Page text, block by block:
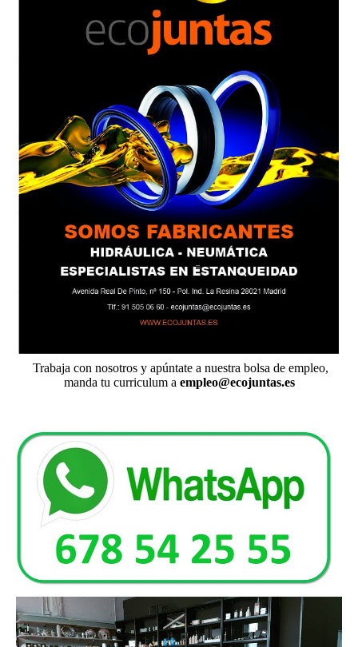
Trabaja con nosotros y apúntate a nuestra bolsa de empleo,
manda tu curriculum a empleo@ecojuntas.es